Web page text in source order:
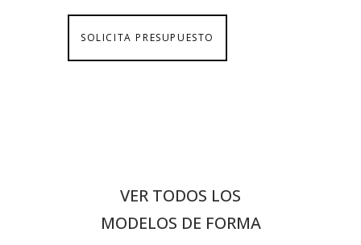
SOLICITA PRESUPUESTO
VER TODOS LOS
MODELOS DE FORMA